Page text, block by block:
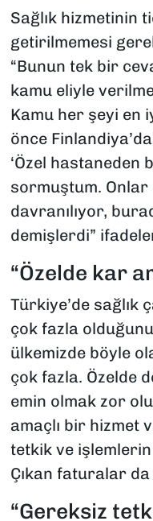
Sağlık hizmetinin
getirilmemesi
“Bunun tek bir
kamu eliyle
Kamu her şeyi en
önce
‘Özel hastaneden
sormuştum. Onlar
davranılıyor,
demişlerdi”
“Özelde kar
Türkiye’de sağlık
çok fazla
ülkemizde böyle
çok fazla. Özelde
emin olmak zor
amaçlı bir hizmet
tetkik ve işlemlerin
Çıkan faturalar
“Gereksiz